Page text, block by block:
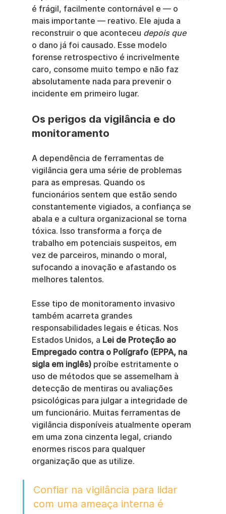
é frágil, facilmente contornável e — o
mais importante — reativo. Ele ajuda a
reconstruir o que aconteceu depois que
o dano já foi causado. Esse modelo
forense retrospectivo é incrivelmente
caro, consome muito tempo e não faz
absolutamente nada para prevenir o
incidente em primeiro lugar.
Os perigos da vigilância e do
monitoramento
A dependência de ferramentas de
vigilância gera uma série de problemas
para as empresas. Quando os
funcionários sentem que estão sendo
constantemente vigiados, a confiança se
abala e a cultura organizacional se torna
tóxica. Isso transforma a força de
trabalho em potenciais suspeitos, em
vez de parceiros, minando o moral,
sufocando a inovação e afastando os
melhores talentos.
Esse tipo de monitoramento invasivo
também acarreta grandes
responsabilidades legais e éticas. Nos
Estados Unidos, a Lei de Proteção ao
Empregado contra o Polígrafo (EPPA, na
sigla em inglês) proíbe estritamente o
uso de métodos que se assemelham à
detecção de mentiras ou avaliações
psicológicas para julgar a integridade de
um funcionário. Muitas ferramentas de
vigilância disponíveis atualmente operam
em uma zona cinzenta legal, criando
enormes riscos para qualquer
organização que as utilize.
Confiar na vigilância para lidar
com uma ameaça interna é